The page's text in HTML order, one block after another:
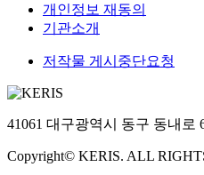
개인정보 재동의
기관소개
저작물 게시중단요청
41061 대구광역시 동구 동내로
Copyright© KERIS. ALL